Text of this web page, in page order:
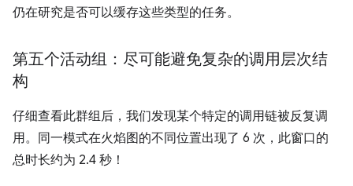
仍在研究是否可以缓存这些类型的任务。
第五个活动组：尽可能避免复杂的调用层次结
构
仔细查看此群组后，我们发现某个特定的调用链被反复调
用。同一模式在火焰图的不同位置出现了 6 次，此窗口的
总时长约为 2.4 秒！